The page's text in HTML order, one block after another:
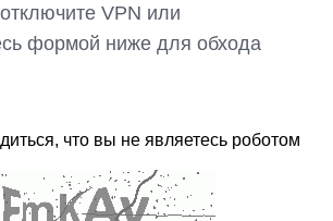
VPN или
формой ниже для обхода
что вы не являетесь роботом